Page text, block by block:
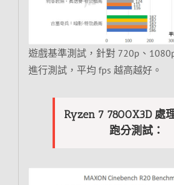
遊戲基準測試，針對 720p、
進行測試，平均 fps 越高越好。
Ryzen 7 7800X3D 處
跑分測試：